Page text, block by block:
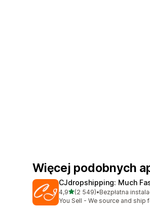
Więcej podobnych
CJdropshipping: Much
4,9na 5 gwiazdek
(2 549)
Łączna liczba recenzji: 2549
•Bezpłatna
You Sell - We source and ship